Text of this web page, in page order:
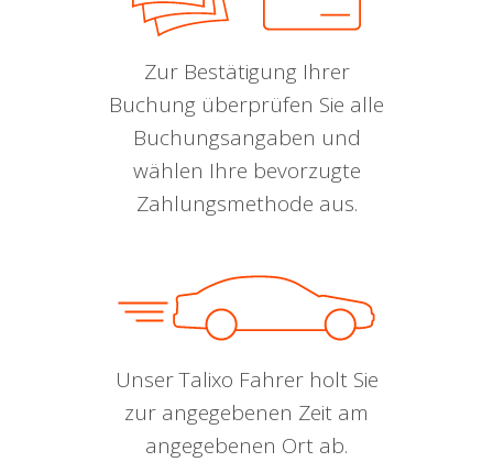
Zur Bestätigung Ihrer
Buchung überprüfen Sie alle
Buchungsangaben und
wählen Ihre bevorzugte
Zahlungsmethode aus.
Unser Talixo Fahrer holt Sie
zur angegebenen Zeit am
angegebenen Ort ab.